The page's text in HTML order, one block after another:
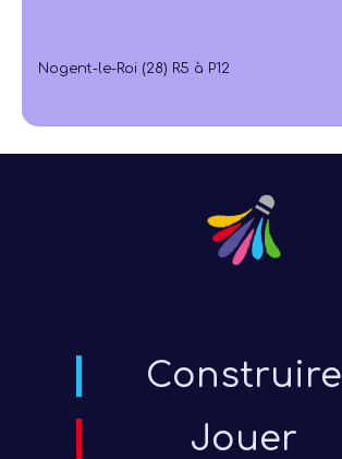
Nogent-le-Roi (28) R5 à P12
Construire
Jouer